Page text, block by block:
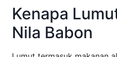
Kenapa
Nila Babon